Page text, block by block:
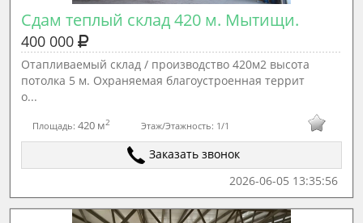
Сдам теплый склад 420 м. Мытищи.
400 000
Отапливаемый склад / производство 420м2 высота
потолка 5 м. Охраняемая благоустроенная террит
о...
Площадь:420 м2 Этаж/Этажность: 1/1
Заказать звонок
2026-06-05 13:35:56